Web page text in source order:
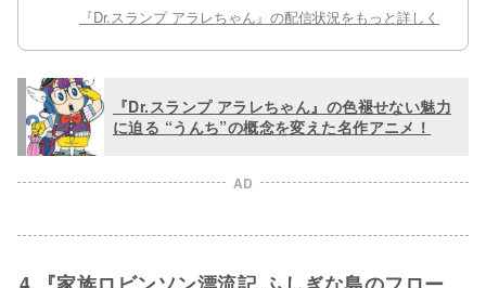
『Dr.スランプ アラレちゃん』の色褪せない魅力
に迫る “うんち”の概念を変えた名作アニメ！
AD